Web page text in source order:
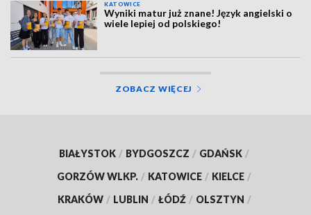
KATOWICE
Wyniki matur już znane! Język angielski o
wiele lepiej od polskiego!
ZOBACZ WIĘCEJ
BIAŁYSTOK / BYDGOSZCZ / GDAŃSK /
GORZÓW WLKP. / KATOWICE / KIELCE /
KRAKÓW / LUBLIN / ŁÓDŹ / OLSZTYN /